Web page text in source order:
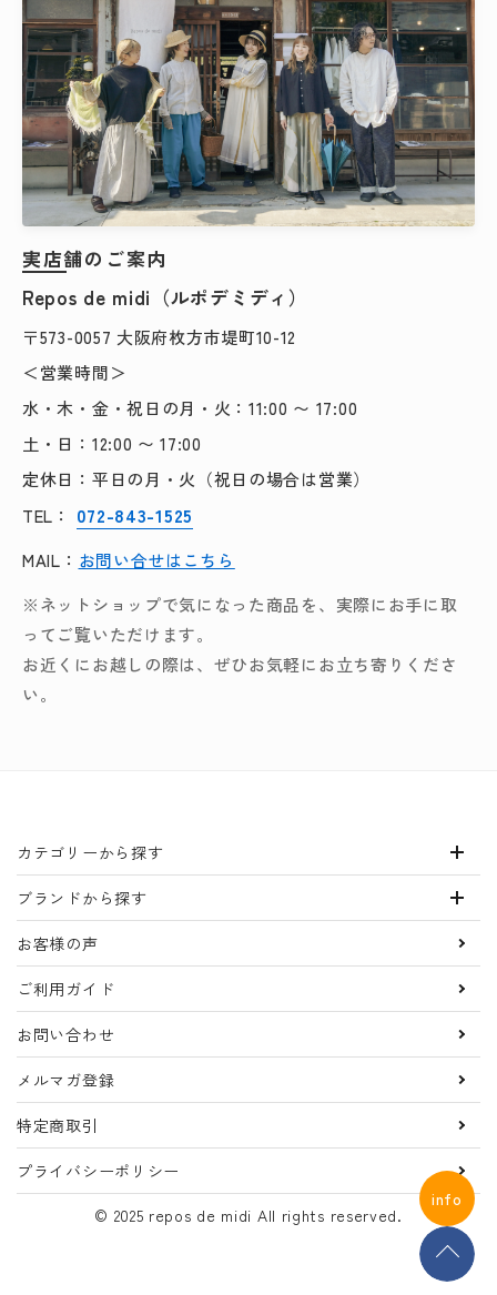
info
実店舗のご案内
Repos de midi（ルポデミディ）
〒573-0057 大阪府枚方市堤町10-12
＜営業時間＞
水・木・金・祝日の月・火：11:00 〜 17:00
土・日：12:00 〜 17:00
定休日：平日の月・火（祝日の場合は営業）
TEL：
072-843-1525
MAIL： お問い合せはこちら
※ネットショップで気になった商品を、実際にお手に取
ってご覧いただけます。
お近くにお越しの際は、ぜひお気軽にお立ち寄りくださ
い。
カテゴリーから探す
ブランドから探す
お客様の声
ご利用ガイド
お問い合わせ
メルマガ登録
特定商取引
プライバシーポリシー
© 2025 repos de midi All rights reserved.